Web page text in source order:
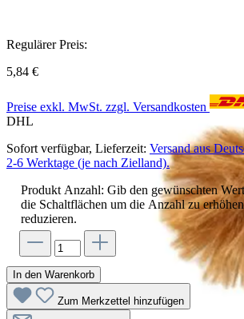
Regulärer Preis:
5,84 €
Preise exkl. MwSt. zzgl. Versandkosten
DHL
Sofort verfügbar, Lieferzeit: Versand aus
2-6 Werktage (je nach Zielland).
Produkt Anzahl: Gib den gewünschten Wert
die Schaltflächen um die Anzahl zu
reduzieren.
In den Warenkorb
Zum Merkzettel hinzufügen